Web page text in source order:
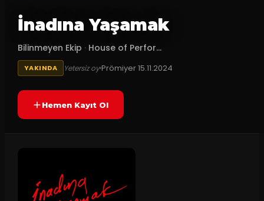
İnadına Yaşamak
Bilinmeyen Ekip · House of Perfor...
YAKINDA Yetersiz oyPrömiyer15.11.2024
Hemen Kayıt Ol